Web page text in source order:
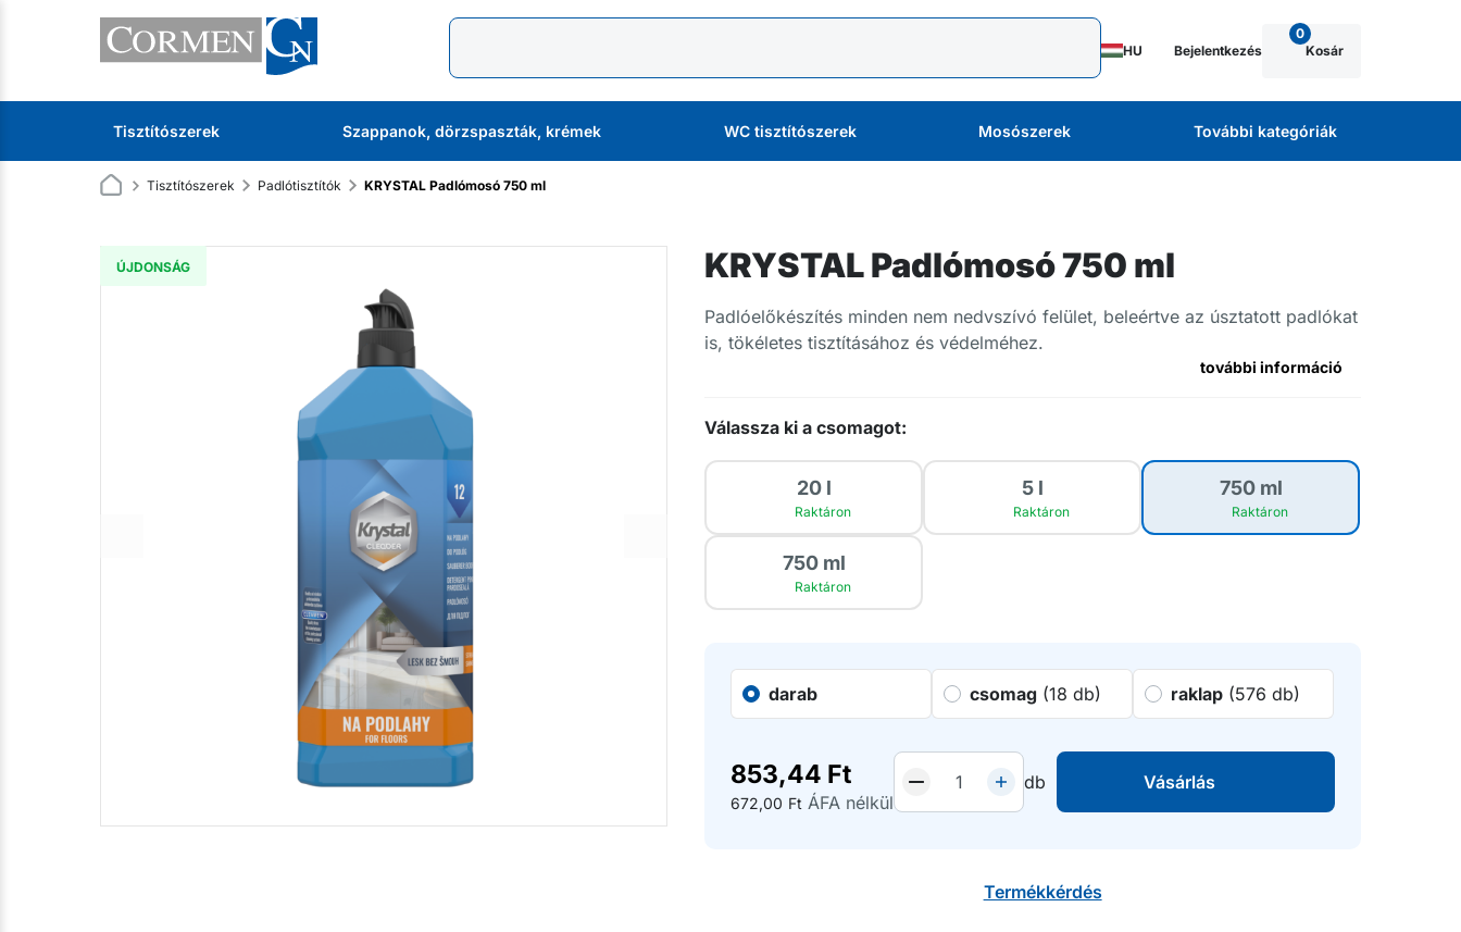
HU Bejelentkezés
0
Kosár
Tisztítószerek Szappanok, dörzspaszták, krémek WC tisztítószerek Mosószerek További kategóriák
Tisztítószerek Padlótisztítók KRYSTAL Padlómosó 750 ml
KRYSTAL Padlómosó 750 ml
Padlóelőkészítés minden nem nedvszívó felület, beleértve az úsztatott padlókat
is, tökéletes tisztításához és védelméhez.
további információ
ÚJDONSÁG
Válassza ki a csomagot:
20 l
Raktáron
5 l
Raktáron
750 ml
Raktáron
750 ml
Raktáron
darab csomag (18 db) raklap (576 db)
853,44 Ft
672,00 Ft ÁFA nélkül
db Vásárlás
Termékkérdés